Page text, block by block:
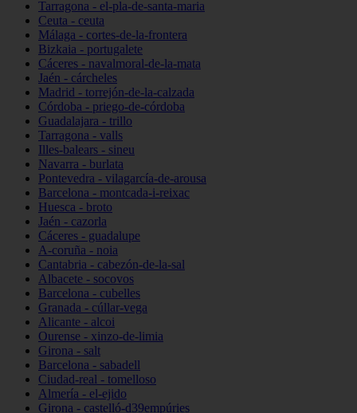
Tarragona - el-pla-de-santa-maria
Ceuta - ceuta
Málaga - cortes-de-la-frontera
Bizkaia - portugalete
Cáceres - navalmoral-de-la-mata
Jaén - cárcheles
Madrid - torrejón-de-la-calzada
Córdoba - priego-de-córdoba
Guadalajara - trillo
Tarragona - valls
Illes-balears - sineu
Navarra - burlata
Pontevedra - vilagarcía-de-arousa
Barcelona - montcada-i-reixac
Huesca - broto
Jaén - cazorla
Cáceres - guadalupe
A-coruña - noia
Cantabria - cabezón-de-la-sal
Albacete - socovos
Barcelona - cubelles
Granada - cúllar-vega
Alicante - alcoi
Ourense - xinzo-de-limia
Girona - salt
Barcelona - sabadell
Ciudad-real - tomelloso
Almería - el-ejido
Girona - castelló-d39empúries